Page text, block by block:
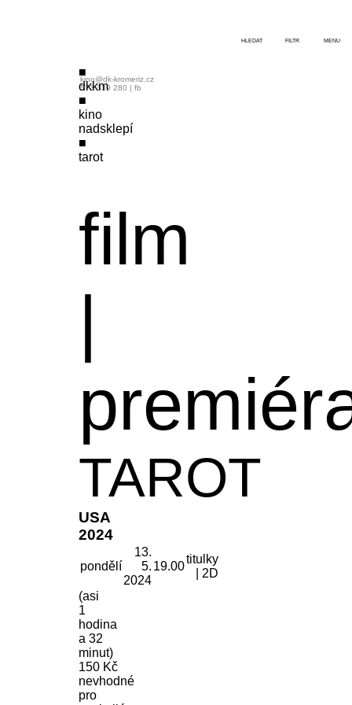
dkkm
kino
nadsklepí
tarot
film
|
TAROT
USA
2024
pondělí
13.
5.
2024
19.00
titulky
| 2D
(asi
1
hodina
a 32
minut)
150 Kč
nevhodné
pro
kino@dk-kromeriz.cz
573 339 280 | fb
HLEDAT FILTR MENU